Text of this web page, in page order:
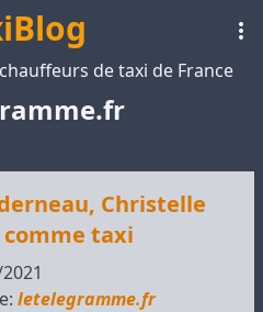
de taxi de France
Christelle
taxi
letelegramme.fr